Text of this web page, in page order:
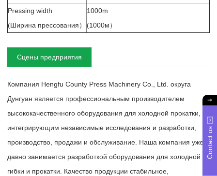
Pressing width
(Ширина прессования）
1000m
(1000м）
Сцены предприятия
Компания Hengfu County Press Machinery Co., Ltd. округа
Дунгуан является профессиональным производителем
высококачественного оборудования для холодной прокатки,
интегрирующим независимые исследования и разработки,
производство, продажи и обслуживание. Наша компания уже
давно занимается разработкой оборудования для холодной
гибки и прокатки. Качество продукции стабильное,
Contact us